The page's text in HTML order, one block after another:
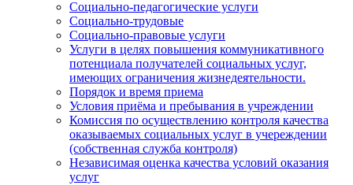
Социально-педагогические услуги
Социально-трудовые
Социально-правовые услуги
Услуги в целях повышения коммуникативного
потенциала получателей социальных услуг,
имеющих ограничения жизнедеятельности.
Порядок и время приема
Условия приёма и пребывания в учреждении
Комиссия по осуществлению контроля качества
оказываемых социальных услуг в учереждении
(собственная служба контроля)
Независимая оценка качества условий оказания
услуг